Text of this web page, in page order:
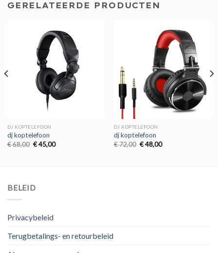
GERELATEERDE PRODUCTEN
DJ KOPTELEFOON
dj koptelefoon
€68,00 Oorspronkelijke
€45,00Huidige
DJ KOPTELEFOON
dj koptelefoon
€72,00 Oorspronkelijke
€48,00Huidige
BELEID
Privacybeleid
Terugbetalings- en retourbeleid